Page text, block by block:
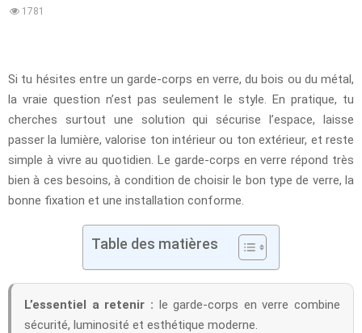
1781
Si tu hésites entre un garde-corps en verre, du bois ou du métal,
la vraie question n’est pas seulement le style. En pratique, tu
cherches surtout une solution qui sécurise l’espace, laisse
passer la lumière, valorise ton intérieur ou ton extérieur, et reste
simple à vivre au quotidien. Le garde-corps en verre répond très
bien à ces besoins, à condition de choisir le bon type de verre, la
bonne fixation et une installation conforme.
Table des matières
L’essentiel a retenir : le garde-corps en verre combine
sécurité, luminosité et esthétique moderne.